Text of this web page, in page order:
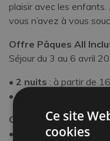
plaisir avec les
vous n’avez à vous
Offre Pâques All
Séjour du 3 au 6 avril
• 2 nuits : à partir de
•3 nuits
Offre spéciale pour
•
Premier enfant
Ce site
cookies